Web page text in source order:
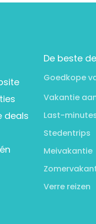
deals
De beste
Goedkope
Vakantie
Last-
Stedentrips
Meivakantie
Verre reizen